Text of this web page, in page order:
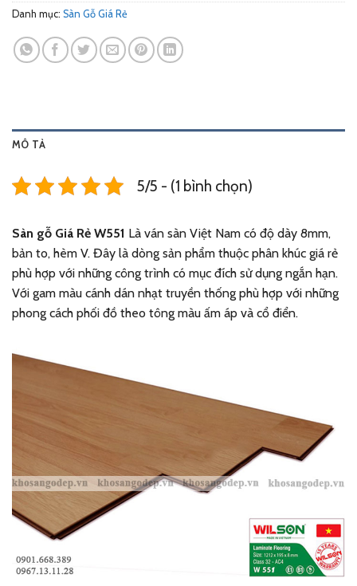
Danh mục: Sàn Gỗ Giá Rẻ
MÔ TẢ
5/5 - (1 bình chọn)
Sàn gỗ Giá Rẻ W551 Là ván sàn Việt Nam có độ dày 8mm,
bản to, hèm V. Đây là dòng sản phẩm thuộc phân khúc giá rẻ
phù hợp với những công trình có mục đích sử dụng ngắn hạn.
Với gam màu cánh dán nhạt truyền thống phù hợp với những
phong cách phối đồ theo tông màu ấm áp và cổ điển.